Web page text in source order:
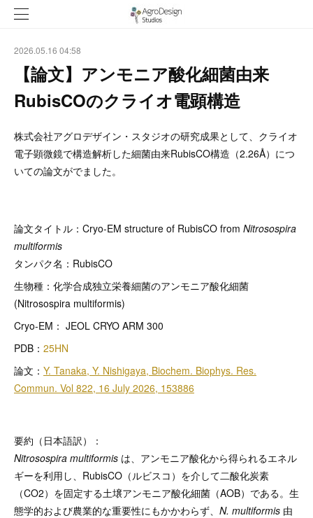
2026.05.16 04:58
【論文】アンモニア酸化細菌由来
RubisCOのクライオ電顕構造
株式会社アグロデザイン・スタジオの研究成果として、クライオ
電子顕微鏡で構造解析した細菌由来RubisCO構造（2.26Å）につ
いての論文がでました。
論文タイトル：Cryo-EM structure of RubisCO from Nitrosospira
multiformis
タンパク名：RubisCO
生物種：化学合成独立栄養細菌のアンモニア酸化細菌
(Nitrosospira multiformis)
Cryo-EM： JEOL CRYO ARM 300
PDB： 25HN
論文： Y. Tanaka, Y. Nishigaya, Biochem. Biophys. Res.
Commun. Vol 822, 16 July 2026, 153886
要約（日本語訳）：
Nitrosospira multiformis は、アンモニア酸化から得られるエネル
ギーを利用し、RubisCO（ルビスコ）を介して二酸化炭素
（CO2）を固定する土壌アンモニア酸化細菌（AOB）である。生
態学的および農業的な重要性にもかかわらず、 N. multiformis 由